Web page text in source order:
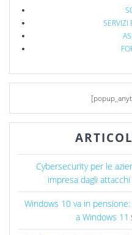
SERVIZI
Cybersecurity per le
impresa dagli
Windows 10 va in
a Windows 11